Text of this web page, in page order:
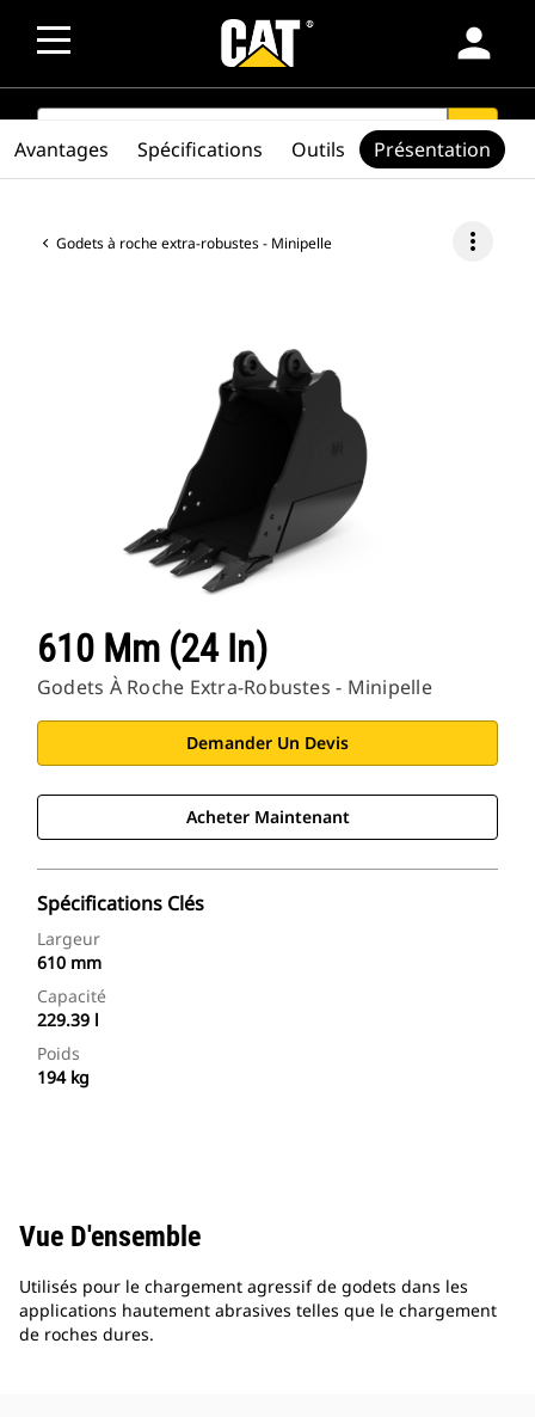
person
SEARCH search
Godets à roche extra-robustes - Minipelle more_vert
610 Mm (24 In)
Godets À Roche Extra-Robustes - Minipelle
Demander Un Devis
Acheter Maintenant
Spécifications Clés
Largeur
610 mm
Capacité
229.39 l
Poids
194 kg
Avantages Spécifications Outils Présentation
Vue D'ensemble
Utilisés pour le chargement agressif de godets dans les
applications hautement abrasives telles que le chargement
de roches dures.